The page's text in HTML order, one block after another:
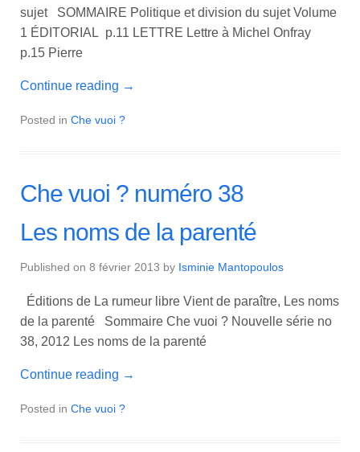
sujet SOMMAIRE Politique et division du sujet Volume
1 ÉDITORIAL p.11 LETTRE Lettre à Michel Onfray
p.15 Pierre
Continue reading →
Posted in Che vuoi ?
Che vuoi ? numéro 38
Les noms de la parenté
Published on 8 février 2013 by Isminie Mantopoulos
Éditions de La rumeur libre Vient de paraître, Les noms
de la parenté Sommaire Che vuoi ? Nouvelle série no
38, 2012 Les noms de la parenté
Continue reading →
Posted in Che vuoi ?